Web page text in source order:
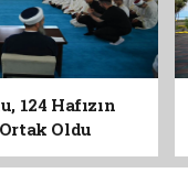
124 Hafızın
Oldu